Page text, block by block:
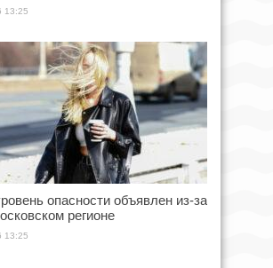
13:25
опасности объявлен из-за
регионе
13:25